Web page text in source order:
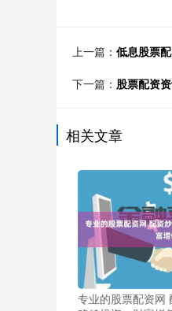
上一篇： 低息股票
下一篇： 股票配资
相关文章
专业的股票配资网